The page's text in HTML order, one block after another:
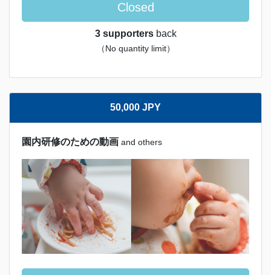
Closed
3 supporters back
（No quantity limit）
50,000 JPY
園内研修のための動画 and others